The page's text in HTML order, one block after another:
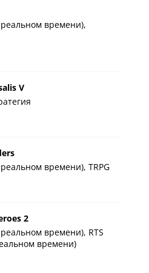
реальном времени),
V
реальном времени), TRPG
2
реальном времени), RTS
времени)